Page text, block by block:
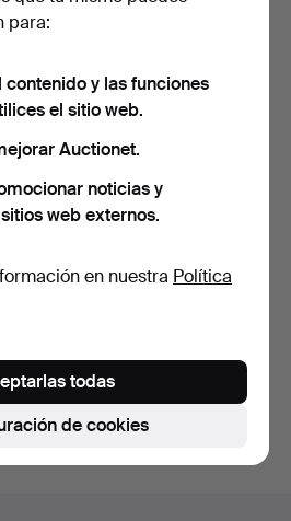
ennuestro archivo de
para:
contenido y las funciones
el sitio web.
Auctionet.
noticias y
web externos.
en nuestra Política
de cookies
todas